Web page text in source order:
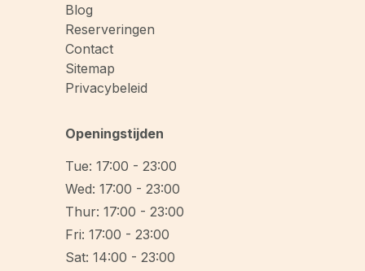
Blog
Reserveringen
Contact
Sitemap
Privacybeleid
Openingstijden
Tue: 17:00 - 23:00
Wed: 17:00 - 23:00
Thur: 17:00 - 23:00
Fri: 17:00 - 23:00
Sat: 14:00 - 23:00